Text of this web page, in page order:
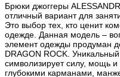
Брюки джоггеры
отличный вариант для
Это выбор тех, кто ценит
одежде. Данная модель –
элемент одежды продуман
DRAGON ROCK.
символизирует силу, мощь
глубокими карманами,